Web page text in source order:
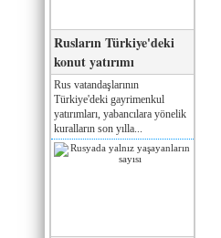
Rusların Türkiye'deki
konut yatırımı
Rus vatandaşlarının
Türkiye'deki gayrimenkul
yatırımları, yabancılara yönelik
kuralların son yılla...